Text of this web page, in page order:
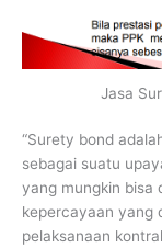
Jasa
“Surety bond
sebagai suatu
yang mungkin bisa
kepercayaan yang
pelaksanaan